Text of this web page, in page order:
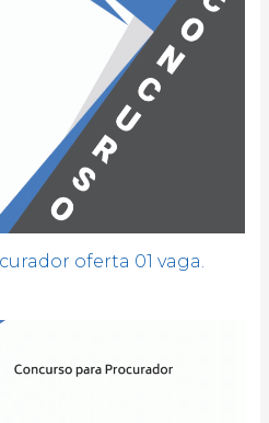
oferta 01 vaga.